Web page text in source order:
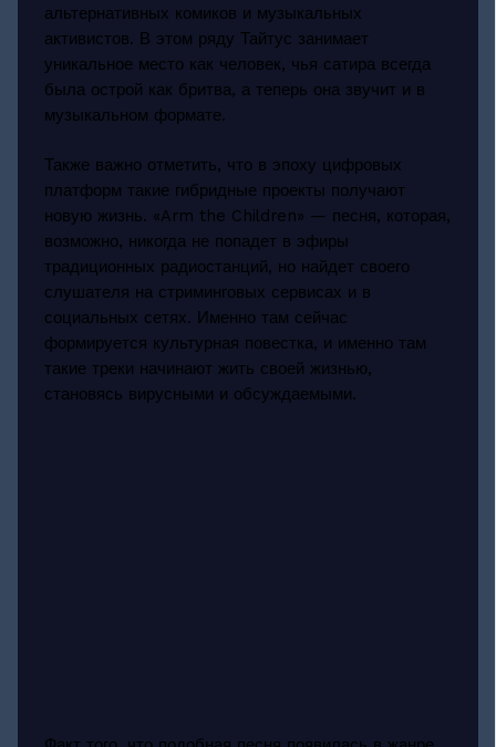
альтернативных комиков и музыкальных
активистов. В этом ряду Тайтус занимает
уникальное место как человек, чья сатира всегда
была острой как бритва, а теперь она звучит и в
музыкальном формате.
Также важно отметить, что в эпоху цифровых
платформ такие гибридные проекты получают
новую жизнь. «Arm the Children» — песня, которая,
возможно, никогда не попадет в эфиры
традиционных радиостанций, но найдет своего
слушателя на стриминговых сервисах и в
социальных сетях. Именно там сейчас
формируется культурная повестка, и именно там
такие треки начинают жить своей жизнью,
становясь вирусными и обсуждаемыми.